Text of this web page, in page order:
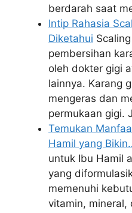
berdarah saat
Intip Rahasia
Diketahui
pembersihan
oleh dokter gigi
lainnya. Karang
mengeras dan
permukaan gigi.
Temukan
Hamil yang
untuk Ibu Hamil
yang
memenuhi
vitamin, mineral,